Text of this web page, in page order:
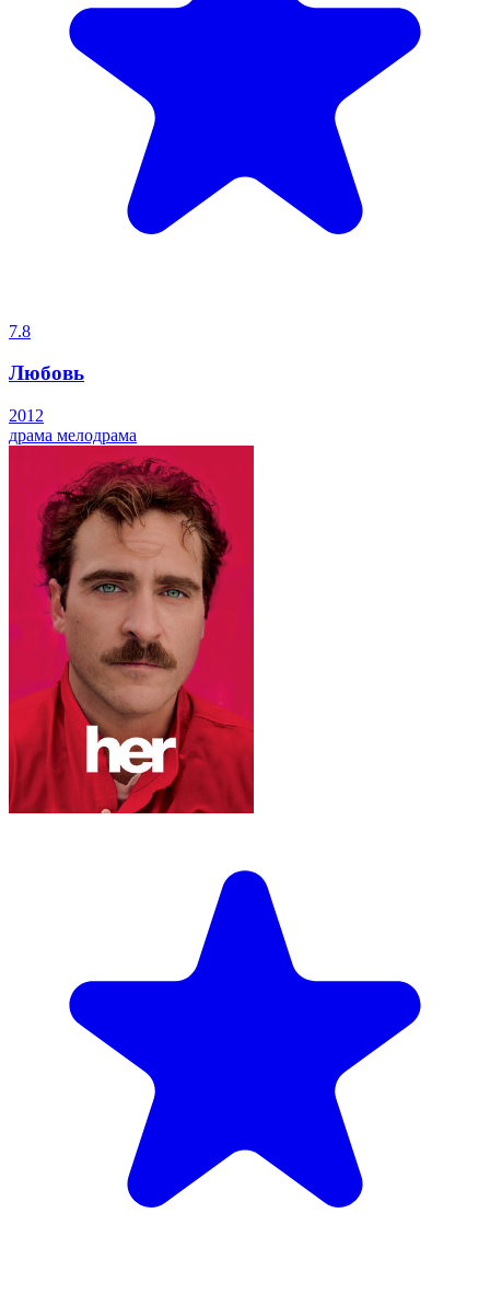
7.8
Любовь
2012
драма мелодрама